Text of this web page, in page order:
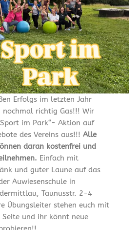
Erfolgs im letzten Jahr
nochmal richtig Gas!!! Wir
im Park“- Aktion auf
des Vereins aus!!! Alle
daran kostenfrei und
Einfach mit
und guter Laune auf das
Auwiesenschule in
Taunusstr. 2-4
Übungsleiter stehen euch mit
Seite und ihr könnt neue